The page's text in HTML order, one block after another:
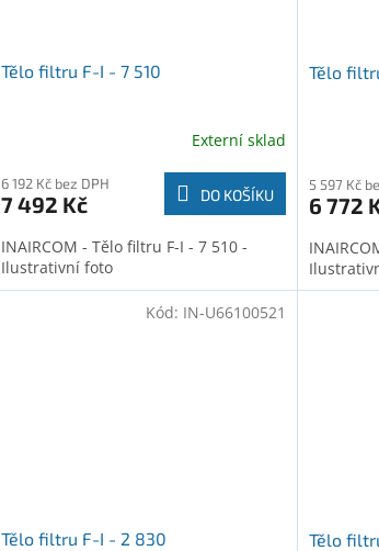
Tělo filtru F-I - 7 510
Externí sklad
6 192 Kč bez DPH
7 492 Kč DO KOŠÍKU
INAIRCOM - Tělo filtru F-I - 7 510 -
Ilustrativní foto
Tělo
5 597 Kč
6 772
Tělo filtru F-I - 2 830
Kód: IN-U66100521
Tělo